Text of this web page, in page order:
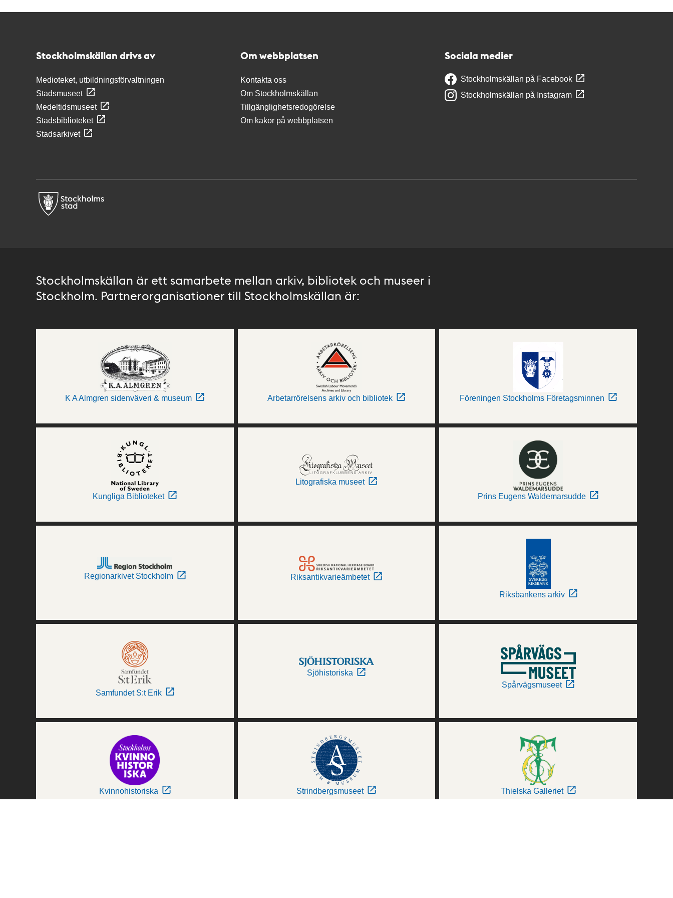
Stockholmskällan drivs av
Medioteket, utbildningsförvaltningen
Stadsmuseet
Medeltidsmuseet
Stadsbiblioteket
Stadsarkivet
Om webbplatsen
Kontakta oss
Om Stockholmskällan
Tillgänglighetsredogörelse
Om kakor på webbplatsen
Sociala medier
Stockholmskällan på Facebook
Stockholmskällan på Instagram
Stockholmskällan är ett samarbete mellan arkiv, bibliotek och museer i
Stockholm. Partnerorganisationer till Stockholmskällan är:
K A Almgren sidenväveri & museum Arbetarrörelsens arkiv och bibliotek Föreningen Stockholms Företagsminnen
Kungliga Biblioteket
Litografiska museet
Prins Eugens Waldemarsudde
Regionarkivet Stockholm Riksantikvarieämbetet
Riksbankens arkiv
Samfundet S:t Erik
Sjöhistoriska
Spårvägsmuseet
Kvinnohistoriska Strindbergsmuseet Thielska Galleriet